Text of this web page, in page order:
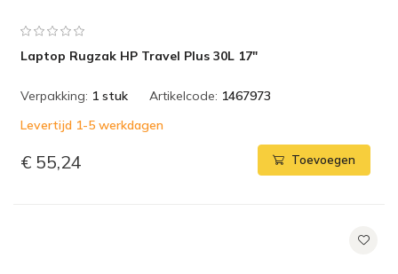
Laptop Rugzak HP Travel Plus 30L 17"
Verpakking: 1 stuk Artikelcode: 1467973
Levertijd 1-5 werkdagen
€ 55,24 Toevoegen